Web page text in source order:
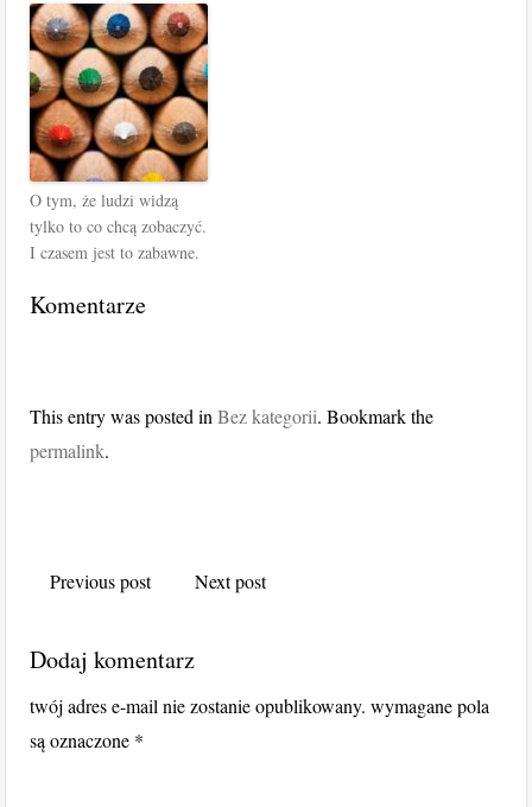
O tym, że ludzi widzą
tylko to co chcą zobaczyć.
I czasem jest to zabawne.
Komentarze
This entry was posted inBez kategorii. Bookmark the
permalink.
Previous post Next post
Dodaj komentarz
twój adres e-mail nie zostanie opublikowany. wymagane pola
są oznaczone *